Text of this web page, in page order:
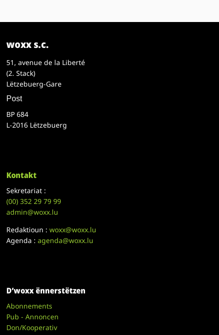
woxx s.c.
51, avenue de la Liberté
(2. Stack)
Lëtzebuerg-Gare
Post
BP 684
L-2016 Lëtzebuerg
Kontakt
Sekretariat :
(00)352 29 79 99
admin@woxx.lu
Redaktioun :woxx@woxx.lu
Agenda :agenda@woxx.lu
D’woxx ënnerstëtzen
Abonnements
Pub - Annoncen
Don/Kooperativ